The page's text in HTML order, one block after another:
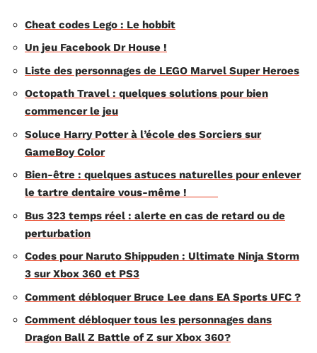
Cheat codes Lego : Le hobbit
Un jeu Facebook Dr House !
Liste des personnages de LEGO Marvel Super Heroes
Octopath Travel : quelques solutions pour bien
commencer le jeu
Soluce Harry Potter à l’école des Sorciers sur
GameBoy Color
Bien-être : quelques astuces naturelles pour enlever
le tartre dentaire vous-même !
Bus 323 temps réel : alerte en cas de retard ou de
perturbation
Codes pour Naruto Shippuden : Ultimate Ninja Storm
3 sur Xbox 360 et PS3
Comment débloquer Bruce Lee dans EA Sports UFC ?
Comment débloquer tous les personnages dans
Dragon Ball Z Battle of Z sur Xbox 360?